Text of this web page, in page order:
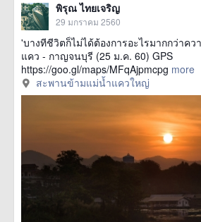
พิรุณ ไทยเจริญ
29 มกราคม 2560
'บางทีชีวิตก็ไม่ได้ต้องการอะไรมากกว่าคว
แคว - กาญจนบุรี (25 ม.ค. 60) GPS
https://goo.gl/maps/MFqAjpmcpg more
สะพานข้ามแม่น้ำแควใหญ่